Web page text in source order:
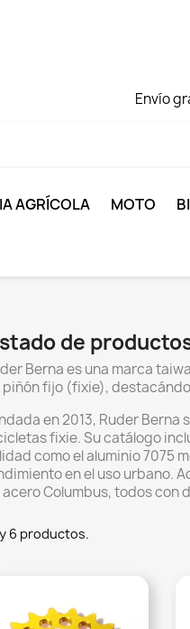
Envío
AGRÍCOLA MOTO
de
Berna es una marca
fijo (fixie),
en 2013, Ruder
fixie.Su catálogo
como el aluminio 7075
en el uso urbano.
Columbus, todos con
6 productos.